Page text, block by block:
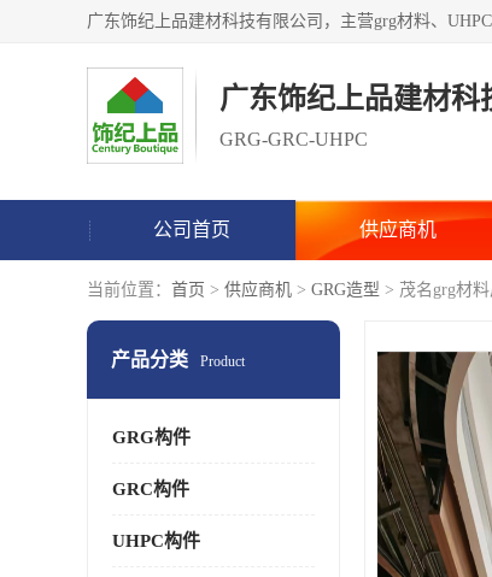
广东饰纪上品建材科
GRG-GRC-UHPC
公司首页 供应商机
当前位置： 首页 > 供应商机 > GRG造型 > 茂名grg材
产品分类 Product
GRG构件
GRC构件
UHPC构件